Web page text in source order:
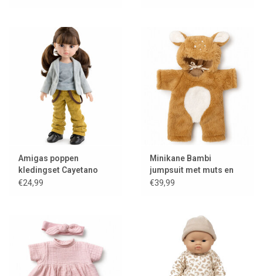
Amigas poppen
kledingset Cayetano
€24,99
Minikane Bambi
jumpsuit met muts en
kledinghanger voor
€39,99